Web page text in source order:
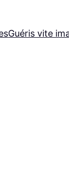
Guéris vite